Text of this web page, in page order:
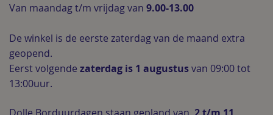
Van maandag t/m vrijdag van 9.00-13.00
De winkel is de eerste zaterdag van de maand extra
geopend.
Eerst volgende zaterdag is 1 augustusvan 09:00 tot
13:00uur.